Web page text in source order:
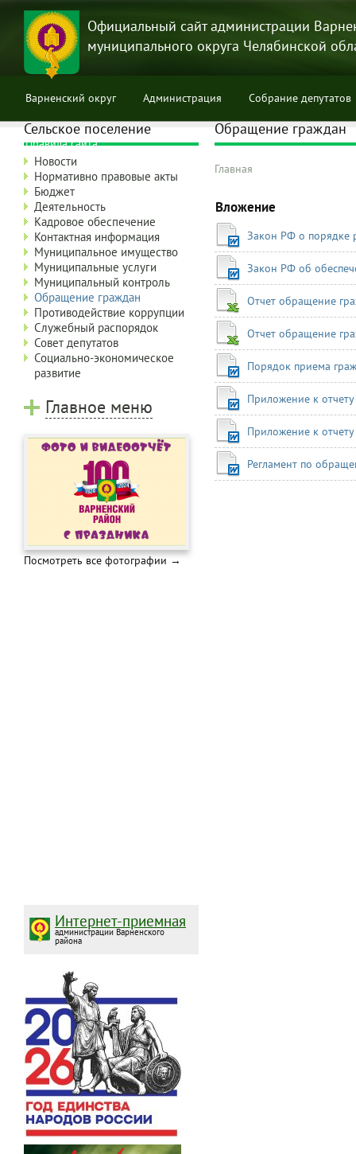
Перейти
основному
содержанию
Официальный сайт администрации
муниципального округа Челябинской
Варненский округ Администрация Собрание депутатов
Правила сайта
Обращение граждан
навигации
Главная
Вложение
Закон РФ о порядке
Закон РФ об
Отчет обращение
Отчет обращение
Порядок приема
Приложение к
Приложение к
Регламент по
Сельское поселение
Новости
Нормативно правовые акты
Бюджет
Деятельность
Кадровое обеспечение
Контактная информация
Муниципальное имущество
Муниципальные услуги
Муниципальный контроль
Обращение граждан
Противодействие коррупции
Служебный распорядок
Совет депутатов
Социально-экономическое
развитие
Главное меню
Посмотреть все фотографии →
Интернет-приемная
администрации Варненского
района